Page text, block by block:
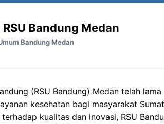
Bandung Medan
Bandung Medan
(RSU Bandung) Medan telah
kesehatan bagi masyarakat
kualitas dan inovasi, RSU